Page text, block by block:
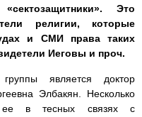
Это
религии, которые
и СМИ права таких
Иеговы и проч.
является доктор
Элбакян. Несколько
ее в тесных связях с